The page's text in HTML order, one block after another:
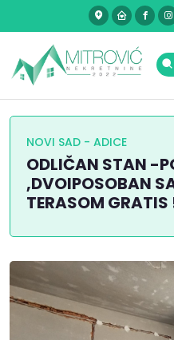
NOVI SAD - ADICE
ODLIČAN STAN -
,DVOIPOSOBAN
TERASOM GRATIS